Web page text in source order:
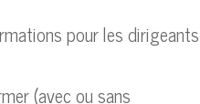
pour les dirigeants
(avec ou sans